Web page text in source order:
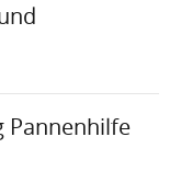
Pannenhilfe